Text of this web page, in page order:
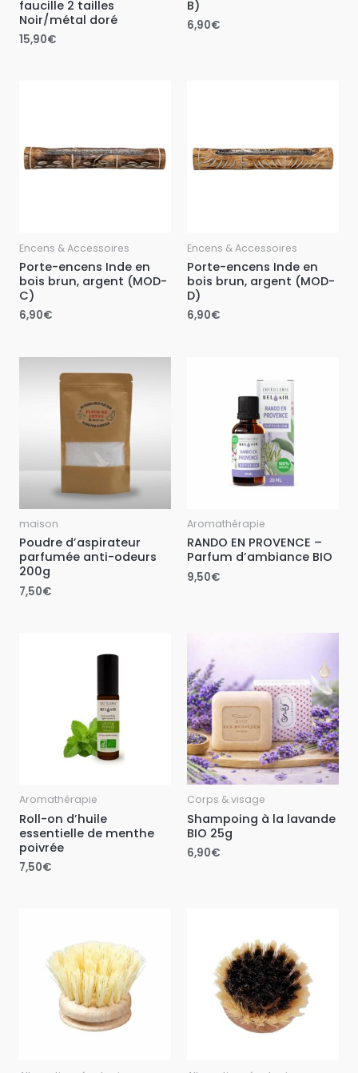
faucille 2 tailles
Noir/métal doré
15,90€
B)
6,90€
Encens & Accessoires
Porte-encens Inde en
bois brun, argent (MOD-
C)
6,90€
Encens & Accessoires
Porte-encens Inde en
bois brun, argent (MOD-
D)
6,90€
maison
Poudre d’aspirateur
parfumée anti-odeurs
200g
7,50€
Aromathérapie
RANDO EN PROVENCE –
Parfum d’ambiance BIO
9,50€
Aromathérapie
Roll-on d’huile
essentielle de menthe
poivrée
7,50€
Corps & visage
Shampoing à la lavande
BIO 25g
6,90€